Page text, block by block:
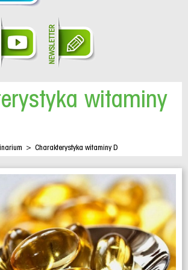
witaminy
> Charakterystyka witaminy D